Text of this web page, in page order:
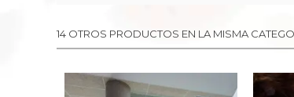
14 OTROS PRODUCTOS EN LA MISMA